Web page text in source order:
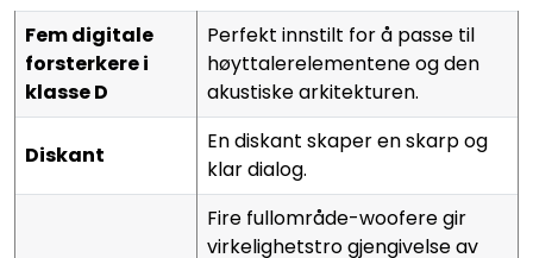
Fem digitale
forsterkere i
klasse D
Perfekt innstilt for å passe til
høyttalerelementene og den
akustiske arkitekturen.
Diskant
En diskant skaper en skarp og
klar dialog.
Fire fullområde-woofere gir
virkelighetstro gjengivelse av